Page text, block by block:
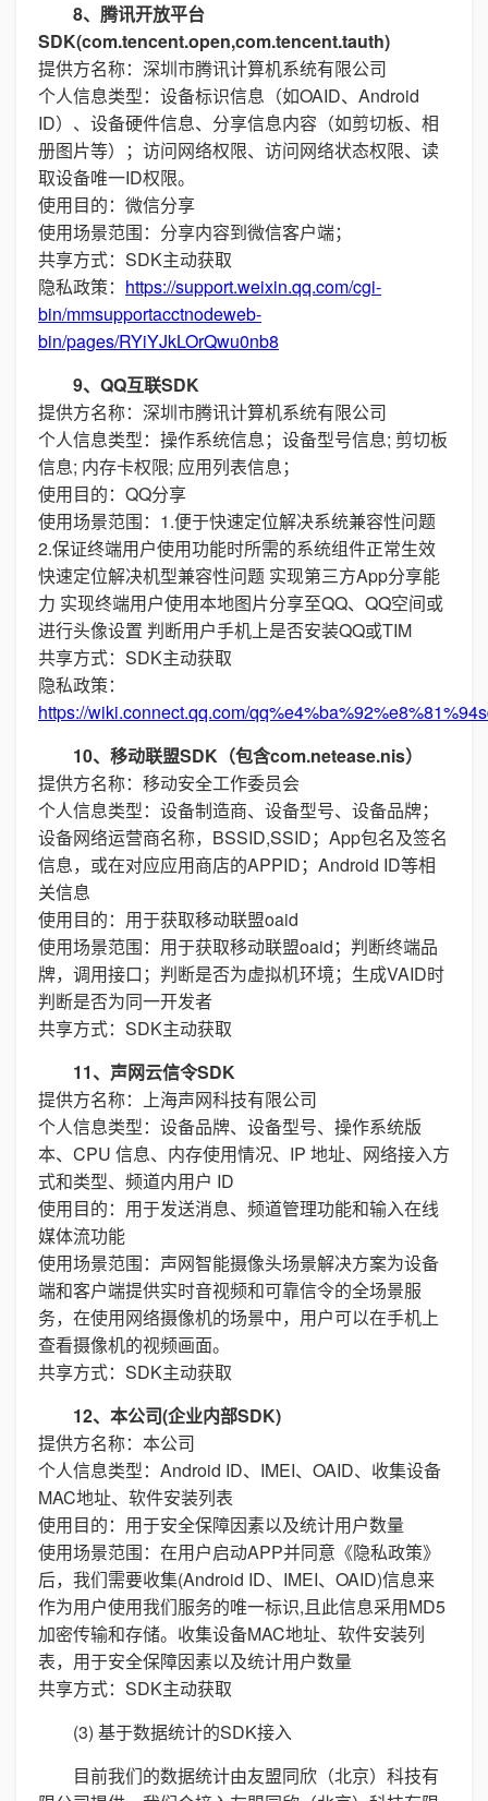
8、腾讯开放平台
SDK(com.tencent.open,com.tencent.tauth)
提供方名称：深圳市腾讯计算机系统有限公司
个人信息类型：设备标识信息（如OAID、Android
ID）、设备硬件信息、分享信息内容（如剪切板、相
册图片等）；访问网络权限、访问网络状态权限、读
取设备唯一ID权限。
使用目的：微信分享
使用场景范围：分享内容到微信客户端；
共享方式：SDK主动获取
隐私政策： https://support.weixin.qq.com/cgi-
bin/mmsupportacctnodeweb-
bin/pages/RYiYJkLOrQwu0nb8
9、QQ互联SDK
提供方名称：深圳市腾讯计算机系统有限公司
个人信息类型：操作系统信息；设备型号信息; 剪切板
信息; 内存卡权限; 应用列表信息；
使用目的：QQ分享
使用场景范围：1.便于快速定位解决系统兼容性问题
2.保证终端用户使用功能时所需的系统组件正常生效
快速定位解决机型兼容性问题 实现第三方App分享能
力 实现终端用户使用本地图片分享至QQ、QQ空间或
进行头像设置 判断用户手机上是否安装QQ或TIM
共享方式：SDK主动获取
隐私政策：
https://wiki.connect.qq.com/
10、移动联盟SDK（包含com.netease.nis）
提供方名称：移动安全工作委员会
个人信息类型：设备制造商、设备型号、设备品牌；
设备网络运营商名称，BSSID,SSID；App包名及签名
信息，或在对应应用商店的APPID；Android ID等相
关信息
使用目的：用于获取移动联盟oaid
使用场景范围：用于获取移动联盟oaid；判断终端品
牌，调用接口；判断是否为虚拟机环境；生成VAID时
判断是否为同一开发者
共享方式：SDK主动获取
11、声网云信令SDK
提供方名称：上海声网科技有限公司
个人信息类型：设备品牌、设备型号、操作系统版
本、CPU 信息、内存使用情况、IP 地址、网络接入方
式和类型、频道内用户 ID
使用目的：用于发送消息、频道管理功能和输入在线
媒体流功能
使用场景范围：声网智能摄像头场景解决方案为设备
端和客户端提供实时音视频和可靠信令的全场景服
务，在使用网络摄像机的场景中，用户可以在手机上
查看摄像机的视频画面。
共享方式：SDK主动获取
12、本公司(企业内部SDK)
提供方名称：本公司
个人信息类型：Android ID、IMEI、OAID、收集设备
MAC地址、软件安装列表
使用目的：用于安全保障因素以及统计用户数量
使用场景范围：在用户启动APP并同意《隐私政策》
后，我们需要收集(Android ID、IMEI、OAID)信息来
作为用户使用我们服务的唯一标识,且此信息采用MD5
加密传输和存储。收集设备MAC地址、软件安装列
表，用于安全保障因素以及统计用户数量
共享方式：SDK主动获取
(3) 基于数据统计的SDK接入
目前我们的数据统计由友盟同欣（北京）科技有